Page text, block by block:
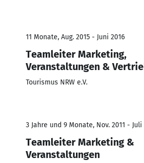
11 Monate, Aug. 2015 - Juni 2016
Teamleiter Marketing,
Veranstaltungen &
Tourismus NRW e.V.
3 Jahre und 9 Monate, Nov. 2011 - Juli
Teamleiter Marketing &
Veranstaltungen